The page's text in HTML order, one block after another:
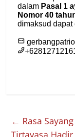
← Rasa
Tirtayasa